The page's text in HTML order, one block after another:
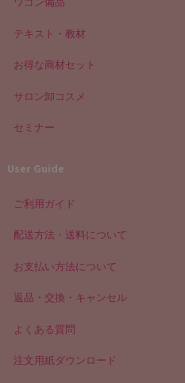
テキスト・教材
お得な商材セット
サロン卸コスメ
セミナー
User Guide
ご利用ガイド
配送方法・送料について
お支払い方法について
返品・交換・キャンセル
よくある質問
注文用紙ダウンロード